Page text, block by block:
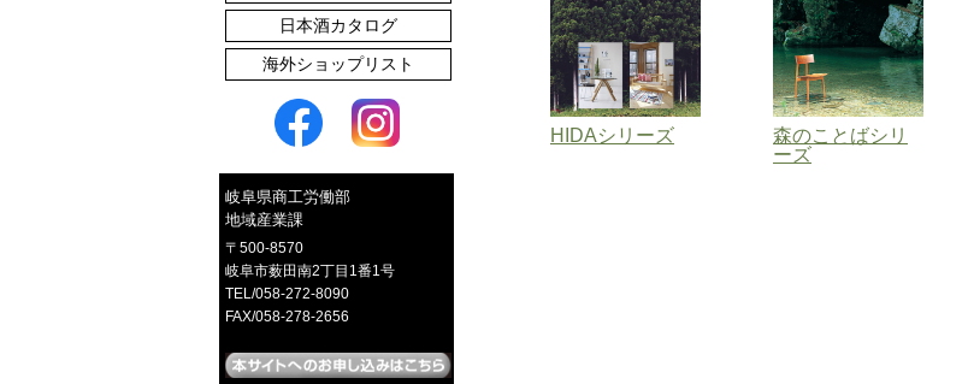
たくあん漬
赤かぶご飯のとも
イロとカタチの選べるピアス
日本酒カタログ
海外ショップリスト
岐阜県商工労働部
地域産業課
〒500-8570
岐阜市薮田南2丁目1番1号
TEL/058-272-8090
FAX/058-278-2656
HIDAシリーズ
森のことばシリ
ーズ